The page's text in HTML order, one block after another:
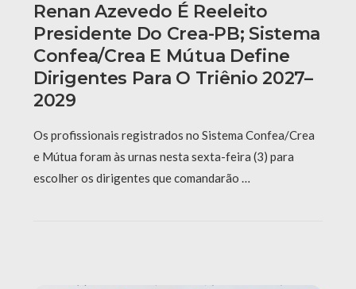
Renan Azevedo É Reeleito
Presidente Do Crea-PB; Sistema
Confea/Crea E Mútua Define
Dirigentes Para O Triênio 2027–
2029
Os profissionais registrados no Sistema Confea/Crea
e Mútua foram às urnas nesta sexta-feira (3) para
escolher os dirigentes que comandarão …